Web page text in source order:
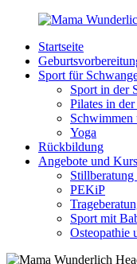
Zurück
Inhalt
MamaWunderlich.de
Mutti
sein
wunderbar!
Startseite
Sport für
Sport in der
Pilates in
Schwimmen
Yoga
Rückbildung
Angebote und
PEKiP
Sport mit
Osteopathie